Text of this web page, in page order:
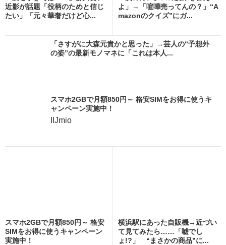
近影が話題「役柄のためと信じ
たい」「元々華奢だけど心...
よ」→「喧嘩売ってんの？」“A
mazonのクイズ”にガ...
「さすがに大森元貴かと思った」→芸人の“予想外
の姿”の最新モノマネに「これは本人...
スマホ2GBで月額850円～ 格安SIMをお得に使うキ
ャンペーン実施中！
IIJmio
スマホ2GBで月額850円～ 格安
SIMをお得に使うキャンペーン
実施中！
横浜駅にあった自販機→近づい
て見てみたら……「嘘でし
ょ!?」 “まさかの商品”に...